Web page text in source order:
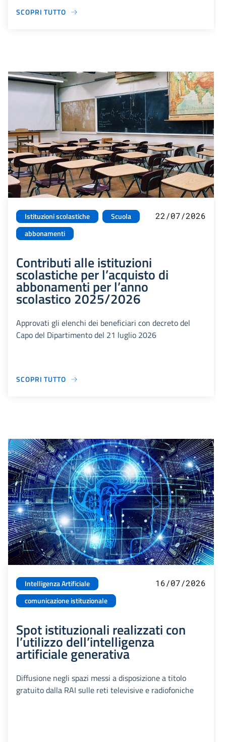
SCOPRI TUTTO
Istituzioni scolastiche
Scuola
abbonamenti
22/07/2026
Contributi alle istituzioni
scolastiche per l’acquisto di
abbonamenti per l’anno
scolastico 2025/2026
Approvati gli elenchi dei beneficiari con decreto del
Capo del Dipartimento del 21 luglio 2026
SCOPRI TUTTO
Intelligenza Artificiale
comunicazione istituzionale
16/07/2026
Spot istituzionali realizzati con
l’utilizzo dell’intelligenza
artificiale generativa
Diffusione negli spazi messi a disposizione a titolo
gratuito dalla RAI sulle reti televisive e radiofoniche